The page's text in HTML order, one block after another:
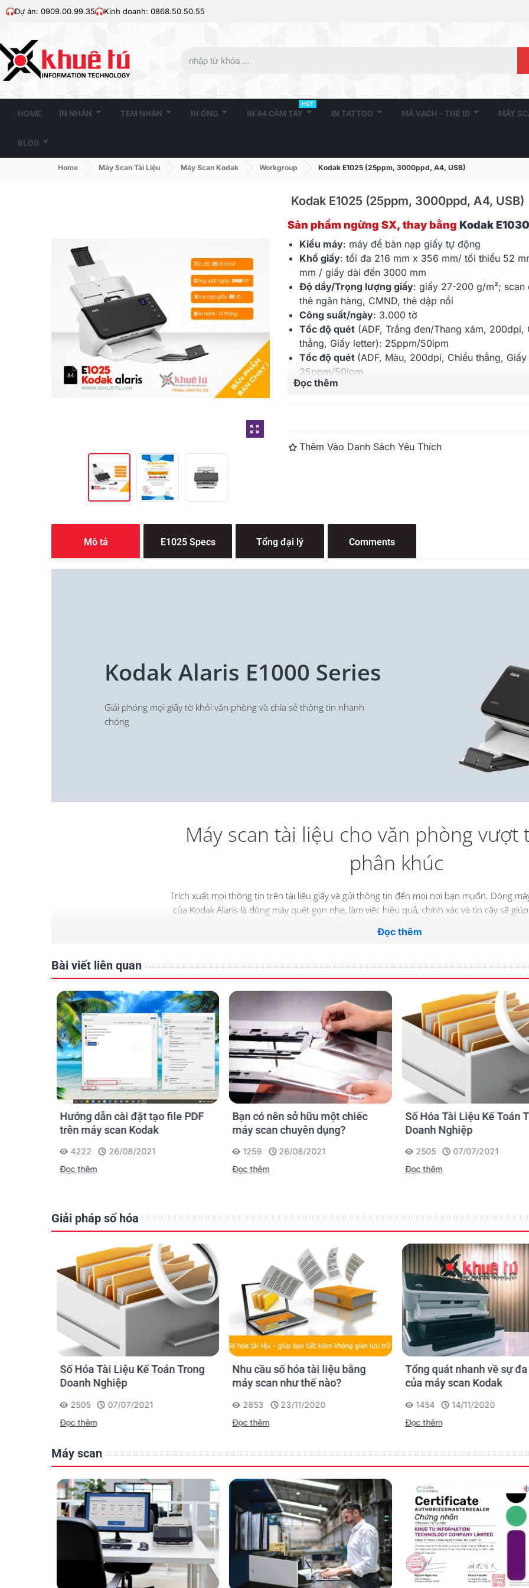
Dự án: 0909.00.99.35 Kinh doanh: 0868.50.50.55
HOME IN NHÃN TEM NHÃN IN ỐNG IN A4 CẦM TAY
HOT
IN TATTOO MÃ VẠCH - THẺ ID MÁY
BLOG
Home Máy Scan Tài Liệu Máy Scan Kodak Workgroup Kodak E1025 (25ppm, 3000ppd, A4, USB)
Kodak E1025 (25ppm, 3000ppd, A4, USB)
Sản phẩm ngừng SX, thay bằng Kodak E1030
Kiểu máy: máy để bàn nạp giấy tự động
Khổ giấy: tối đa 216 mm x 356 mm/ tối thiểu 52
mm / giấy dài đến 3000 mm
Độ dầy/Trọng lượng giấy: giấy 27-200g/m²; scan
thẻ ngân hàng, CMND, thẻ dập nổi
Công suất/ngày: 3.000 tờ
Tốc độ quét(ADF, Trắng đen/Thang xám, 200dpi,
thẳng, Giấy letter): 25ppm/50ipm
Tốc độ quét (ADF, Màu, 200dpi, Chiều thẳng,
25ppm/50ipm
Cảm biến hình ảnh
Cổng kết nối: USB 2.0 High speed, tương thích
Đọc thêm
Thêm Vào Danh Sách Yêu Thích
Flatbed Accessory...
23.389.560 đ
Kodak SCANMATE I940 (20
Ppm, 1000 Ppd, A4, USB)
10.206.000 đ
42.525.000 đ
Kodak S2070 (70ppm,
10000ppd, A4, USB)
Kodak S2060W (60ppm,
9000ppd, A4, Wifi, RJ45)
Kodak S2080W (80ppm,
12000ppd, A4, Wifi, RJ45)
102.600.000 đ
5000ppd,
Mô tả E1025 Specs Tổng đại lý Comments
Kodak Alaris E1000 Series
Giải phóng mọi giấy tờ khỏi văn phòng và chia sẻ thông tin nhanh
chóng
Máy scan tài liệu cho văn phòng vượt
phân khúc
Trích xuất mọi thông tin trên tài liệu giấy và gửi thông tin đến mọi nơi bạn muốn. Dòng
của Kodak Alaris là dòng máy quét gọn nhẹ, làm việc hiệu quả, chính xác và tin cậy sẽ
Brochure Demo
QUÉT
Thế hệ máy quét & phần mềm mới
giúp số hóa tài liệu mạnh mẽ hơn
GỬI
Luôn luôn sẵn sàng xử lý giấy tờ để
bạn tập trung hoàn toàn vào công
việc chính
Xử lý việc
lượng
QUÉT
Alaris E1000 là mẫu máy scan nhỏ gọn, hoạt động êm ái & phù hợp hoàn hảo
với môi trường văn phòng, khu vực lễ tân hay các nhóm làm việc.
Đọc thêm
Đọc thêm
Bài viết liên quan
Hướng dẫn cài đặt tạo file PDF
trên máy scan Kodak
4222
26/08/2021
Đọc thêm
Bạn có nên sở hữu một chiếc
máy scan chuyên dụng?
1259
26/08/2021
Đọc thêm
Số Hóa Tài Liệu Kế Toán
Doanh Nghiệp
2505
07/07/2021
Đọc thêm
Giải pháp số hóa
Số Hóa Tài Liệu Kế Toán Trong
Doanh Nghiệp
2505
07/07/2021
Đọc thêm
Nhu cầu số hóa tài liệu bằng
máy scan như thế nào?
2853
23/11/2020
Đọc thêm
Tổng quát nhanh về sự
của máy scan Kodak
1454
14/11/2020
Đọc thêm
Máy scan